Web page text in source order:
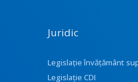
Juridic
Legislație învățământ
Legislație CDI